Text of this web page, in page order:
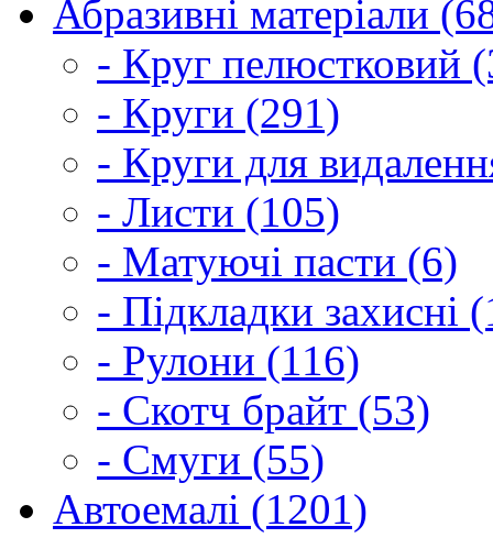
Абразивні матеріали
- Круг пелюстковий
- Круги (291)
- Круги для
- Листи (105)
- Матуючі пасти (6)
- Підкладки захисні
- Рулони (116)
- Скотч брайт (53)
- Смуги (55)
Автоемалі (1201)